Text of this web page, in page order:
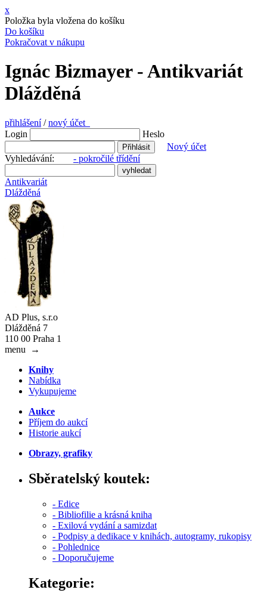
x
Položka byla vložena do košíku
Do košíku
Pokračovat v nákupu
Ignác Bizmayer - Antikvariát
Dlážděná
přihlášení/nový účet
Login
Heslo
Nový účet
Vyhledávání: - pokročilé třídění
Antikvariát
Dlážděná
AD Plus, s.r.o
Dlážděná 7
110 00 Praha 1
menu
→
Knihy
Nabídka
Vykupujeme
Aukce
Příjem do aukcí
Historie aukcí
Obrazy, grafiky
Sběratelský koutek:
- Edice
- Bibliofilie a krásná kniha
- Exilová vydání a samizdat
- Podpisy a dedikace v knihách, autogramy, rukopisy
- Pohlednice
- Doporučujeme
Kategorie: